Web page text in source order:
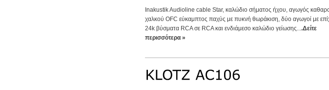
Inakustik Audioline cable Star, καλώδιο σήματος ήχου, αγωγός
χαλκού OFC εύκαμπτος παχύς με πυκνή θωράκιση, δύο αγωγοί με
24k βύσματα RCA σε RCA και ενδιάμεσο καλώδιο γείωσης....Δείτε
περισσότερα »